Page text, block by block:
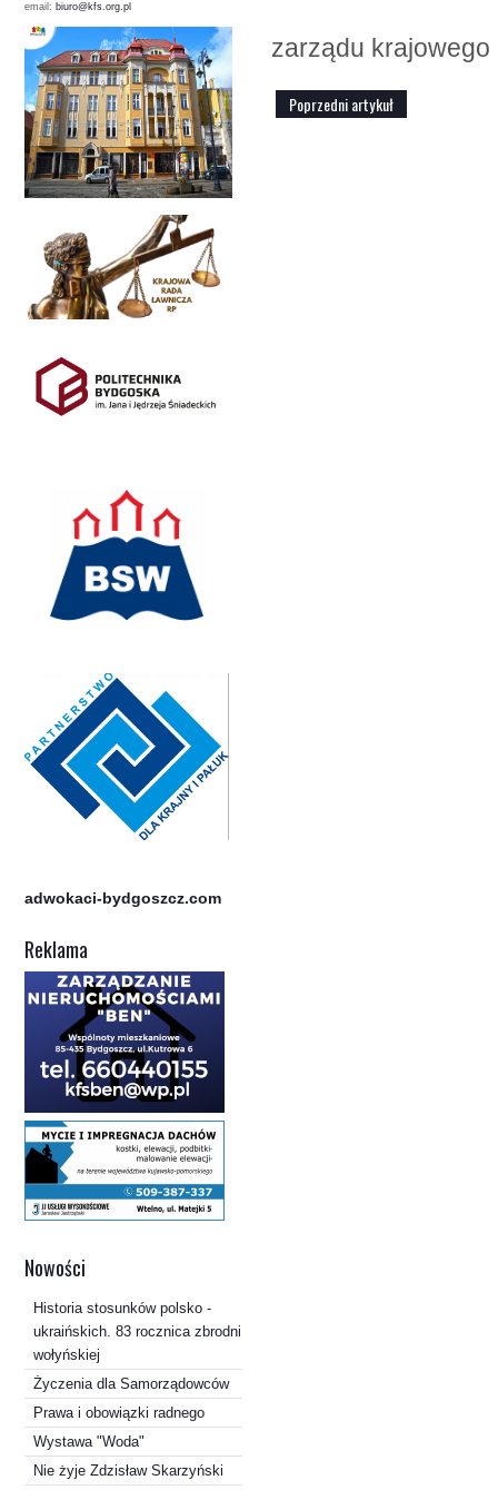
email: biuro@kfs.org.pl
adwokaci-bydgoszcz.com
Reklama
Nowości
Historia stosunków polsko -
ukraińskich. 83 rocznica zbrodni
wołyńskiej
Życzenia dla Samorządowców
Prawa i obowiązki radnego
Wystawa "Woda"
Nie żyje Zdzisław Skarzyński
zarządu krajowego
Poprzedni artykuł